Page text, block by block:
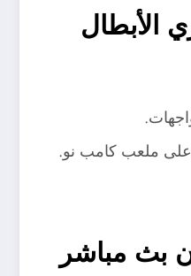
الأبطال
بث مباشر